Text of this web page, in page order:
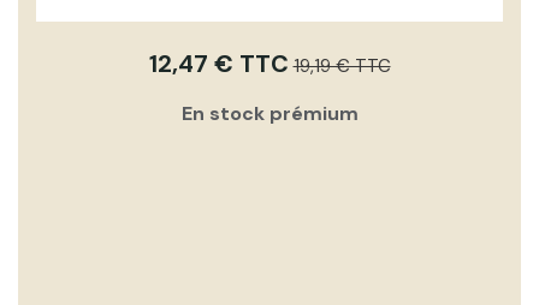
12,47 € TTC 19,19 € TTC
En stock prémium